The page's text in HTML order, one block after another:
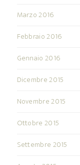
Marzo 2016
Febbraio 2016
Gennaio 2016
Dicembre 2015
Novembre 2015
Ottobre 2015
Settembre 2015